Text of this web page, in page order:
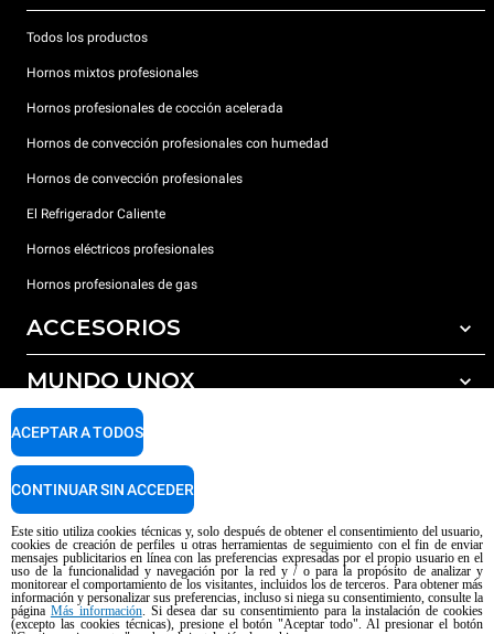
Todos los productos
Hornos mixtos profesionales
Hornos profesionales de cocción acelerada
Hornos de convección profesionales con humedad
Hornos de convección profesionales
El Refrigerador Caliente
Hornos eléctricos profesionales
Hornos profesionales de gas
ACCESORIOS
Todos los accesorios
Detergentes para lavado automático
Detergentes para lavado manual
Tratamiento de agua con filtros de resina
MUNDO UNOX
Nuestras sedes en el mundo
SOPORTE
Garantía Unox
Centros de servicio técnico
Copyright 2026 UNOX SpA Todos los derechos reservados. Reg. Imp. Padova
n ° 04230750285 - REA Padova 372835 - Cap. Soc. 5.000.000 € iv - P.IVA /
Aviso sobre el contenido generado por IA Privacy policy Cookie policy
Este sitio utiliza cookies técnicas y, solo después de obtener el consentimiento del usuario,
cookies de creación de perfiles u otras herramientas de seguimiento con el fin de enviar
mensajes publicitarios en línea con las preferencias expresadas por el propio usuario en el
uso de la funcionalidad y navegación por la red y / o para la propósito de analizar y
monitorear el comportamiento de los visitantes, incluidos los de terceros. Para obtener más
información y personalizar sus preferencias, incluso si niega su consentimiento, consulte la
página Más información. Si desea dar su consentimiento para la instalación de cookies
(excepto las cookies técnicas), presione el botón "Aceptar todo". Al presionar el botón
ACEPTAR A TODOS
CONTINUAR SIN ACCEDER